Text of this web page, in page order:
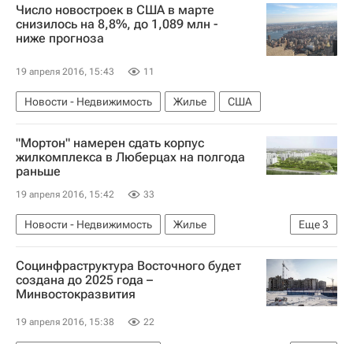
Число новостроек в США в марте
снизилось на 8,8%, до 1,089 млн -
ниже прогноза
19 апреля 2016, 15:43 11
Новости - Недвижимость Жилье США
"Мортон" намерен сдать корпус
жилкомплекса в Люберцах на полгода
раньше
19 апреля 2016, 15:42 33
Еще3
Новости - Недвижимость
Жилье
Строительство
Московская область (Подмосковье)
Россия
Социнфраструктура Восточного будет
создана до 2025 года –
Минвостокразвития
19 апреля 2016, 15:38 22